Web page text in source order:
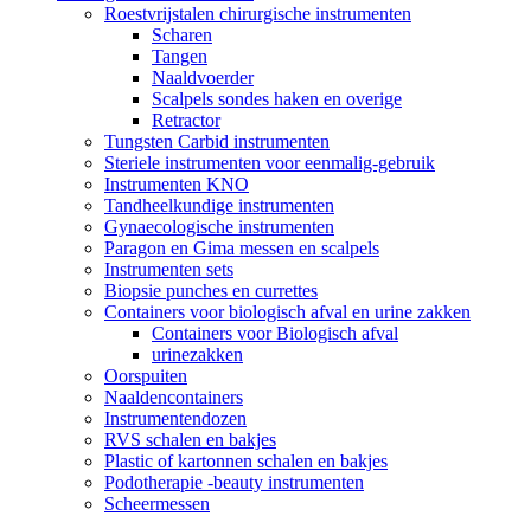
Roestvrijstalen chirurgische instrumenten
Scharen
Tangen
Naaldvoerder
Scalpels sondes haken en overige
Retractor
Tungsten Carbid instrumenten
Steriele instrumenten voor eenmalig-gebruik
Instrumenten KNO
Tandheelkundige instrumenten
Gynaecologische instrumenten
Paragon en Gima messen en scalpels
Instrumenten sets
Biopsie punches en currettes
Containers voor biologisch afval en urine zakken
Containers voor Biologisch afval
urinezakken
Oorspuiten
Naaldencontainers
Instrumentendozen
RVS schalen en bakjes
Plastic of kartonnen schalen en bakjes
Podotherapie -beauty instrumenten
Scheermessen